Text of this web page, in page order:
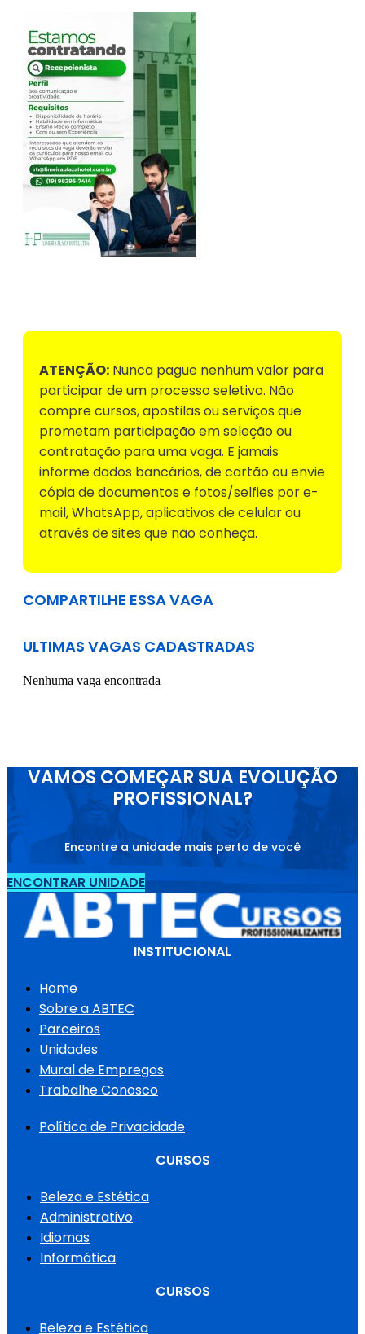
ATENÇÃO: Nunca pague nenhum valor para
participar de um processo seletivo. Não
compre cursos, apostilas ou serviços que
prometam participação em seleção ou
contratação para uma vaga. E jamais
informe dados bancários, de cartão ou envie
cópia de documentos e fotos/selfies por e-
mail, WhatsApp, aplicativos de celular ou
através de sites que não conheça.
COMPARTILHE ESSA VAGA
ULTIMAS VAGAS CADASTRADAS
Nenhuma vaga encontrada
VAMOS COMEÇAR SUA EVOLUÇÃO
PROFISSIONAL?
Encontre a unidade mais perto de você
ENCONTRAR UNIDADE
INSTITUCIONAL
Home
Sobre a ABTEC
Parceiros
Unidades
Mural de Empregos
Trabalhe Conosco
Política de Privacidade
CURSOS
Beleza e Estética
Administrativo
Idiomas
Informática
CURSOS
Beleza e Estética